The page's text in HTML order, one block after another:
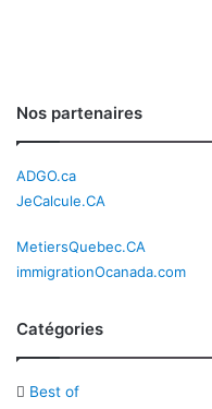
Nos partenaires
ADGO.ca
JeCalcule.CA
MetiersQuebec.CA
immigrationOcanada.com
Catégories
Best of